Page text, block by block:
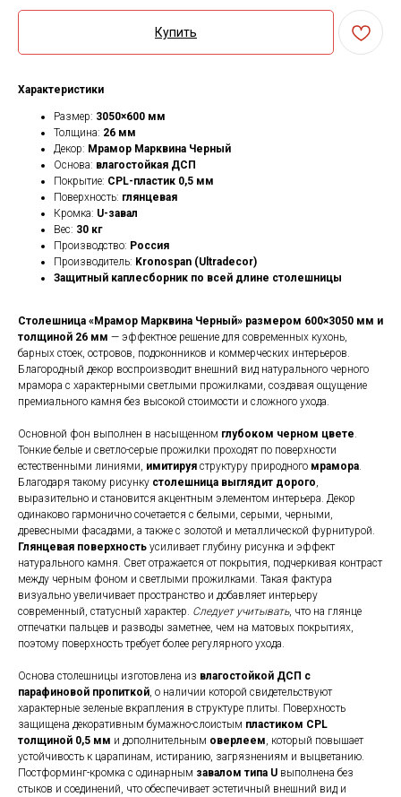
Купить
Характеристики
Размер: 3050×600 мм
Толщина: 26 мм
Декор: Мрамор Марквина Черный
Основа: влагостойкая ДСП
Покрытие: CPL-пластик 0,5 мм
Поверхность: глянцевая
Кромка: U-завал
Вес: 30 кг
Производство: Россия
Производитель: Kronospan (Ultradecor)
Защитный каплесборник по всей длине столешницы
Столешница «Мрамор Марквина Черный» размером 600×3050 мм и
толщиной 26 мм — эффектное решение для современных кухонь,
барных стоек, островов, подоконников и коммерческих интерьеров.
Благородный декор воспроизводит внешний вид натурального черного
мрамора с характерными светлыми прожилками, создавая ощущение
премиального камня без высокой стоимости и сложного ухода.
Основной фон выполнен в насыщенном глубоком черном цвете.
Тонкие белые и светло-серые прожилки проходят по поверхности
естественными линиями, имитируя структуру природного мрамора.
Благодаря такому рисунку столешница выглядит дорого,
выразительно и становится акцентным элементом интерьера. Декор
одинаково гармонично сочетается с белыми, серыми, черными,
древесными фасадами, а также с золотой и металлической фурнитурой.
Глянцевая поверхность усиливает глубину рисунка и эффект
натурального камня. Свет отражается от покрытия, подчеркивая контраст
между черным фоном и светлыми прожилками. Такая фактура
визуально увеличивает пространство и добавляет интерьеру
современный, статусный характер. Следует учитывать, что на глянце
отпечатки пальцев и разводы заметнее, чем на матовых покрытиях,
поэтому поверхность требует более регулярного ухода.
Основа столешницы изготовлена из влагостойкой ДСП с
парафиновой пропиткой, о наличии которой свидетельствуют
характерные зеленые вкрапления в структуре плиты. Поверхность
защищена декоративным бумажно-слоистым пластиком CPL
толщиной 0,5 мм и дополнительным оверлеем, который повышает
устойчивость к царапинам, истиранию, загрязнениям и выцветанию.
Постформинг-кромка с одинарным завалом типа U выполнена без
стыков и соединений, что обеспечивает эстетичный внешний вид и